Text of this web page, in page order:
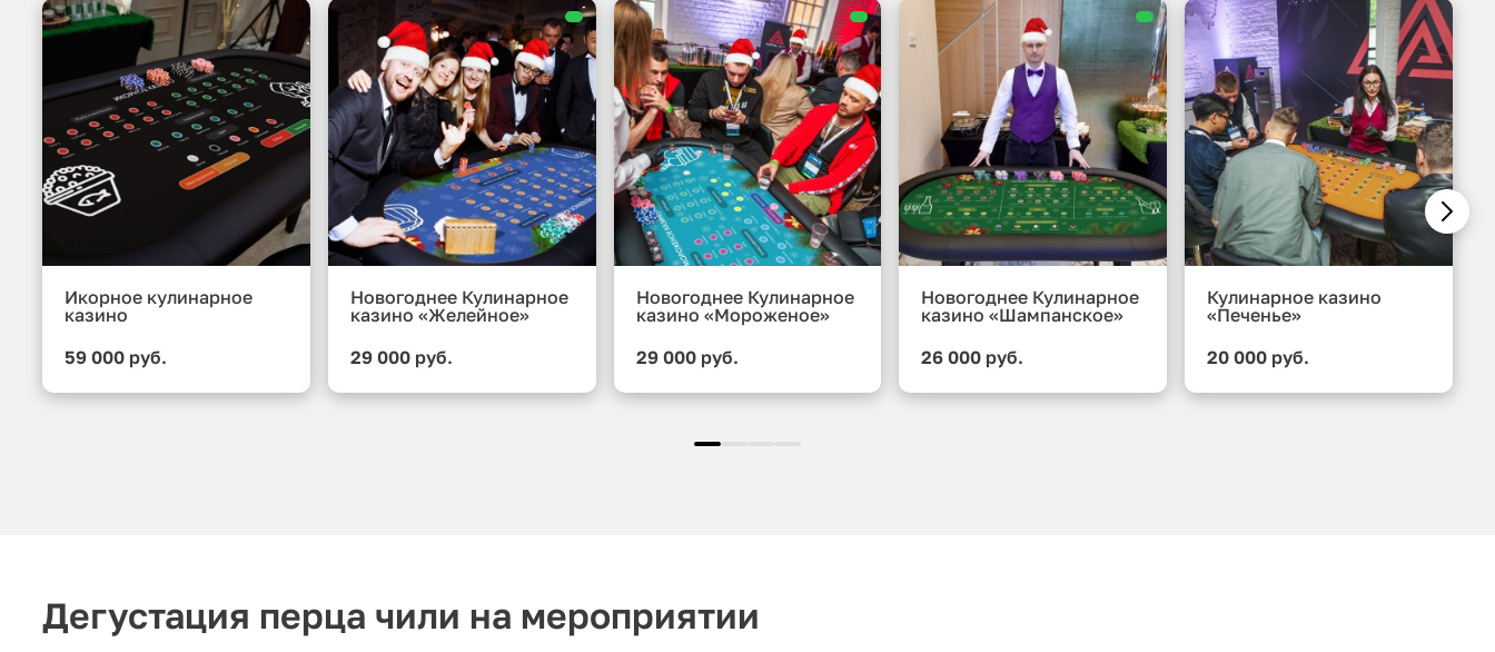
Икорное кулинарное
казино
59 000 руб.
Новогоднее Кулинарное
казино «Желейное»
29 000 руб.
Новогоднее Кулинарное
казино «Мороженое»
29 000 руб.
Новогоднее Кулинарное
казино «Шампанское»
26 000 руб.
Кулинарное казино
«Печенье»
20 000 руб.
Дегустация перца чили на мероприятии